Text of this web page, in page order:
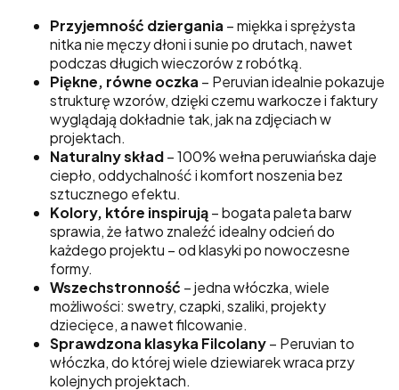
Przyjemność dziergania – miękka i sprężysta
nitka nie męczy dłoni i sunie po drutach, nawet
podczas długich wieczorów z robótką.
Piękne, równe oczka – Peruvian idealnie pokazuje
strukturę wzorów, dzięki czemu warkocze i faktury
wyglądają dokładnie tak, jak na zdjęciach w
projektach.
Naturalny skład– 100% wełna peruwiańska daje
ciepło, oddychalność i komfort noszenia bez
sztucznego efektu.
Kolory, które inspirują– bogata paleta barw
sprawia, że łatwo znaleźć idealny odcień do
każdego projektu – od klasyki po nowoczesne
formy.
Wszechstronność – jedna włóczka, wiele
możliwości: swetry, czapki, szaliki, projekty
dziecięce, a nawet filcowanie.
Sprawdzona klasyka Filcolany– Peruvian to
włóczka, do której wiele dziewiarek wraca przy
kolejnych projektach.